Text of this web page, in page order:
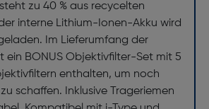
zu 40 % aus recycelten
interne Lithium-Ionen-Akku wird
Im Lieferumfang der
ein BONUS Objektivfilter-Set mit 5
enthalten, um noch
schaffen. Inklusive Trageriemen